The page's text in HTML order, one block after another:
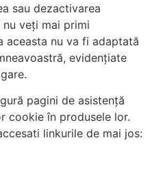
sau dezactivarea
veți mai primi
aceasta nu va fi adaptată
evidențiate
pagini de asistență
cookie în produsele lor.
linkurile de mai jos: